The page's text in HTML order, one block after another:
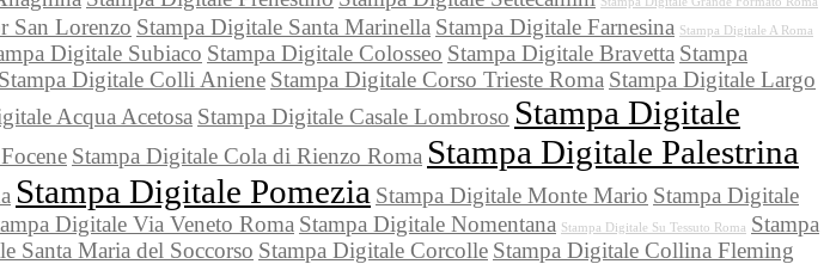
San Lorenzo Stampa Digitale Santa Marinella Stampa Digitale Farnesina Stampa Digitale A Roma
Digitale Subiaco Stampa Digitale Colosseo Stampa Digitale Bravetta Stampa
Stampa Digitale Colli Aniene Stampa Digitale Corso Trieste Roma Stampa Digitale Largo
Acqua Acetosa Stampa Digitale Casale Lombroso Stampa Digitale
Stampa Digitale Cola di Rienzo Roma Stampa Digitale Palestrina
Stampa Digitale Pomezia Stampa Digitale Monte Mario Stampa Digitale
Digitale Via Veneto Roma Stampa Digitale Nomentana Stampa Digitale Su Tessuto Roma Stampa
Santa Maria del Soccorso Stampa Digitale Corcolle Stampa Digitale Collina Fleming